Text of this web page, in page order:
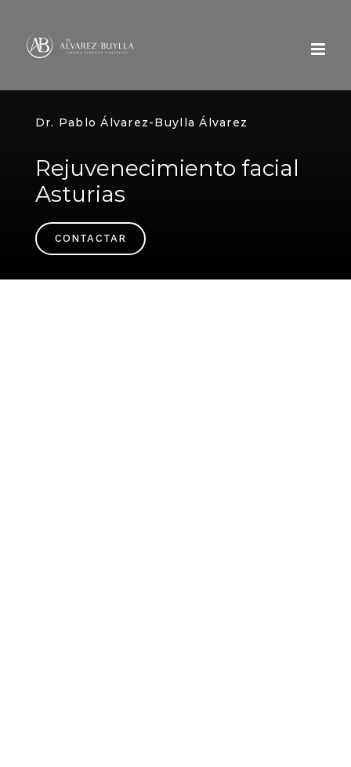
content
Dr. Pablo Álvarez-Buylla Álvarez
Rejuvenecimiento facial
Asturias
CONTACTAR